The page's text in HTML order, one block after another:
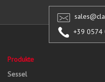
+39 0574
Produkte
Sessel